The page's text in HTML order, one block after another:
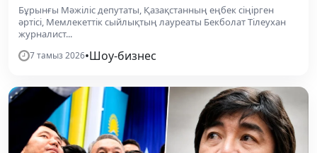
Бұрынғы Мәжіліс депутаты, Қазақстанның еңбек сіңірген
әртісі, Мемлекеттік сыйлықтың лауреаты Бекболат Тілеухан
журналист...
7 тамыз 2026•Шоу-бизнес